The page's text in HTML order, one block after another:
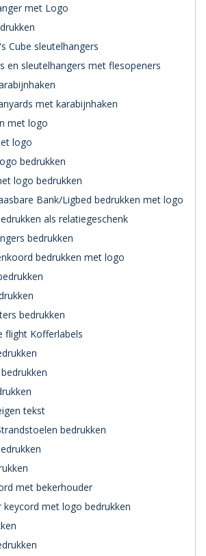
met Logo
Cube sleutelhangers
en sleutelhangers met flesopeners
met karabijnhaken
met logo
logo
bedrukken
logo bedrukken
Bank/Ligbed bedrukken met logo
als relatiegeschenk
bedrukken
bedrukken met logo
bedrukken
flight Kofferlabels
tekst
bedrukken
met bekerhouder
keycord met logo bedrukken